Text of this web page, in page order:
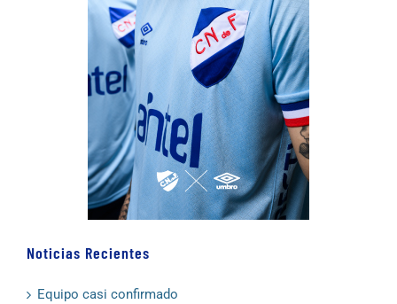
Noticias Recientes
Equipo casi confirmado